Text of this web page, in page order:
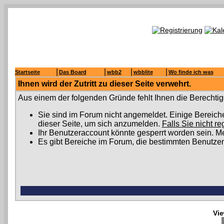
Startseite Das Board wbb2 wbblite Wo finde ich was
Ihnen wird der Zutritt zu dieser Seite verwehrt.
Aus einem der folgenden Gründe fehlt Ihnen die
Sie sind im Forum nicht angemeldet. Einige
dieser Seite, um sich anzumelden. Falls Sie nicht
Ihr Benutzeraccount könnte gesperrt worden sein.
Es gibt Bereiche im Forum, die bestimmten